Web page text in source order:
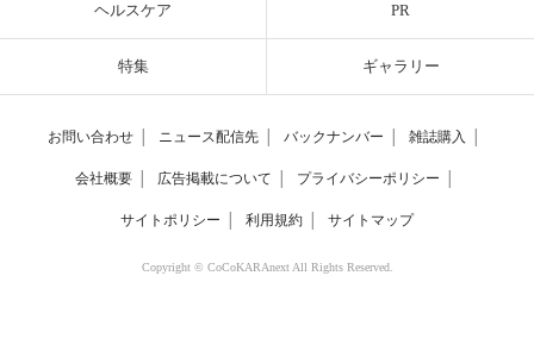
ヘルスケア PR
特集 ギャラリー
お問い合わせ ニュース配信先 バックナンバー 雑誌購入
会社概要 広告掲載について プライバシーポリシー
サイトポリシー 利用規約 サイトマップ
Copyright © CoCoKARAnext All Rights Reserved.